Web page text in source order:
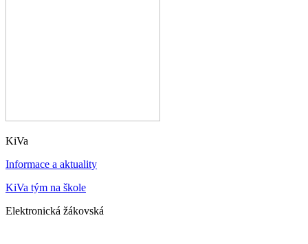
KiVa
Informace a aktuality
KiVa tým na škole
Elektronická žákovská